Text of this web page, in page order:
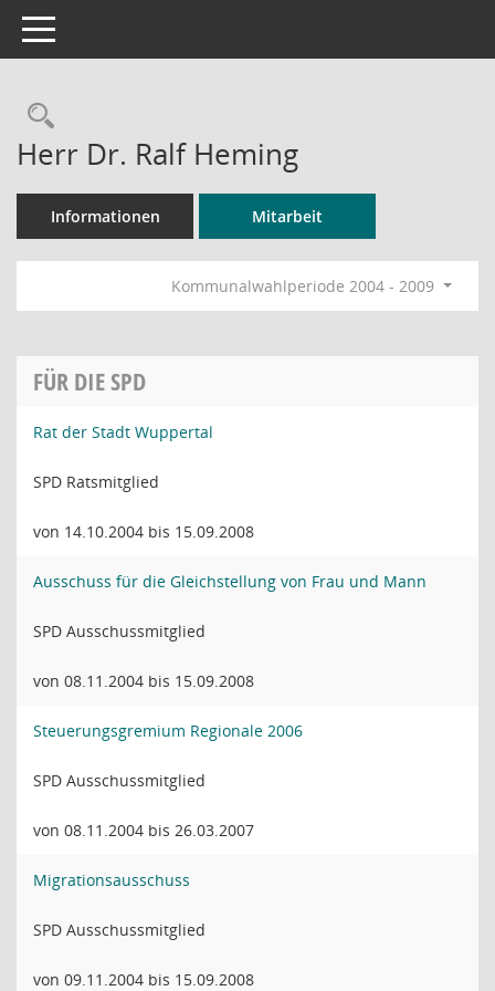
Toggle navigation
Rechercheauswahl
Herr Dr. Ralf Heming
Informationen Mitarbeit
Kommunalwahlperiode 2004 - 2009
FÜR DIE SPD
Rat der Stadt Wuppertal
SPD Ratsmitglied
von 14.10.2004 bis 15.09.2008
Ausschuss für die Gleichstellung von Frau und Mann
SPD Ausschussmitglied
von 08.11.2004 bis 15.09.2008
Steuerungsgremium Regionale 2006
SPD Ausschussmitglied
von 08.11.2004 bis 26.03.2007
Migrationsausschuss
SPD Ausschussmitglied
von 09.11.2004 bis 15.09.2008